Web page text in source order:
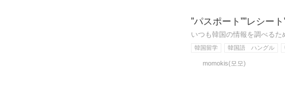
”パスポート””レシー
いつも韓国の情報を調べる
韓国留学 韓国語 ハングル
momokis(모모)